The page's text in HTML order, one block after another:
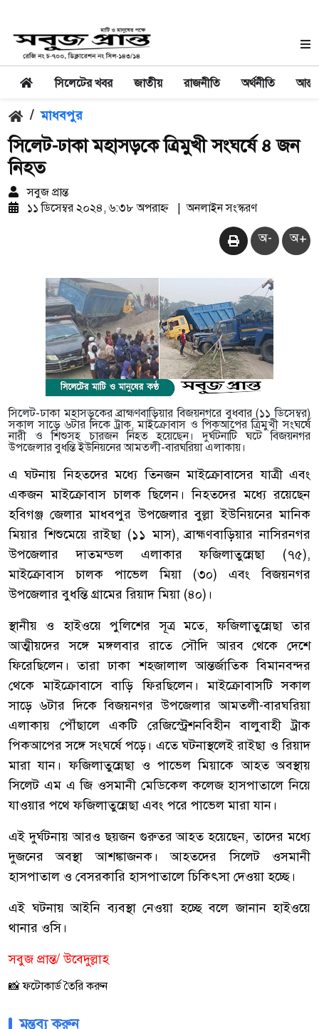
সিলেটের খবর জাতীয় রাজনীতি অর্থনীতি
/ মাধবপুর
সিলেট-ঢাকা মহাসড়কে ত্রিমুখী সংঘর্ষে ৪ জন
নিহত
সবুজ প্রান্ত
১১ ডিসেম্বর ২০২৪, ৬:৩৮ অপরাহ্ন
অনলাইন সংস্করণ
অ- অ+
সিলেট-ঢাকা মহাসড়কের ব্রাহ্মণবাড়িয়ার বিজয়নগরে বুধবার (১১ ডিসেম্বর)
সকাল সাড়ে ৬টার দিকে ট্রাক, মাইক্রোবাস ও পিকআপের ত্রিমুখী সংঘর্ষে
নারী ও শিশুসহ চারজন নিহত হয়েছেন। দুর্ঘটনাটি ঘটে বিজয়নগর
উপজেলার বুধন্তি ইউনিয়নের আমতলী-বারঘরিয়া এলাকায়।
এ ঘটনায় নিহতদের মধ্যে তিনজন মাইক্রোবাসের যাত্রী এবং
একজন মাইক্রোবাস চালক ছিলেন। নিহতদের মধ্যে রয়েছেন
হবিগঞ্জ জেলার মাধবপুর উপজেলার বুল্লা ইউনিয়নের মানিক
মিয়ার শিশুমেয়ে রাইছা (১১ মাস), ব্রাহ্মণবাড়িয়ার নাসিরনগর
উপজেলার দাতমন্ডল এলাকার ফজিলাতুন্নেছা (৭৫),
মাইক্রোবাস চালক পাভেল মিয়া (৩০) এবং বিজয়নগর
উপজেলার বুধন্তি গ্রামের রিয়াদ মিয়া (৪০)।
স্থানীয় ও হাইওয়ে পুলিশের সূত্র মতে, ফজিলাতুন্নেছা তার
আত্মীয়দের সঙ্গে মঙ্গলবার রাতে সৌদি আরব থেকে দেশে
ফিরেছিলেন। তারা ঢাকা শহজালাল আন্তর্জাতিক বিমানবন্দর
থেকে মাইক্রোবাসে বাড়ি ফিরছিলেন। মাইক্রোবাসটি সকাল
সাড়ে ৬টার দিকে বিজয়নগর উপজেলার আমতলী-বারঘরিয়া
এলাকায় পৌঁছালে একটি রেজিস্ট্রেশনবিহীন বালুবাহী ট্রাক
পিকআপের সঙ্গে সংঘর্ষে পড়ে। এতে ঘটনাস্থলেই রাইছা ও রিয়াদ
মারা যান। ফজিলাতুন্নেছা ও পাভেল মিয়াকে আহত অবস্থায়
সিলেট এম এ জি ওসমানী মেডিকেল কলেজ হাসপাতালে নিয়ে
যাওয়ার পথে ফজিলাতুন্নেছা এবং পরে পাভেল মারা যান।
এই দুর্ঘটনায় আরও ছয়জন গুরুতর আহত হয়েছেন, তাদের মধ্যে
দুজনের অবস্থা আশঙ্কাজনক। আহতদের সিলেট ওসমানী
হাসপাতাল ও বেসরকারি হাসপাতালে চিকিৎসা দেওয়া হচ্ছে।
এই ঘটনায় আইনি ব্যবস্থা নেওয়া হচ্ছে বলে জানান হাইওয়ে
থানার ওসি।
সবুজ প্রান্ত/ উবেদুল্লাহ
📸 ফটোকার্ড তৈরি করুন
মন্তব্য করুন